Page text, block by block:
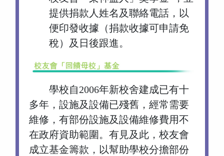
提供捐款人姓名及聯絡電話，以
便印發收據（捐款收據可申請免
稅）及日後跟進。
學校自2006年新校舍建成已有十
多年，設施及設備已殘舊，經常需要
維修，有部份設施及設備維修費用不
在政府資助範圍。有見及此，校友會
成立基金籌款，以幫助學校分擔部份